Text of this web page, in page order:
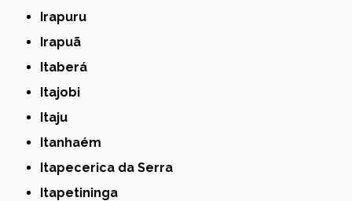
Irapuru
Irapuã
Itaberá
Itajobi
Itaju
Itanhaém
Itapecerica da Serra
Itapetininga